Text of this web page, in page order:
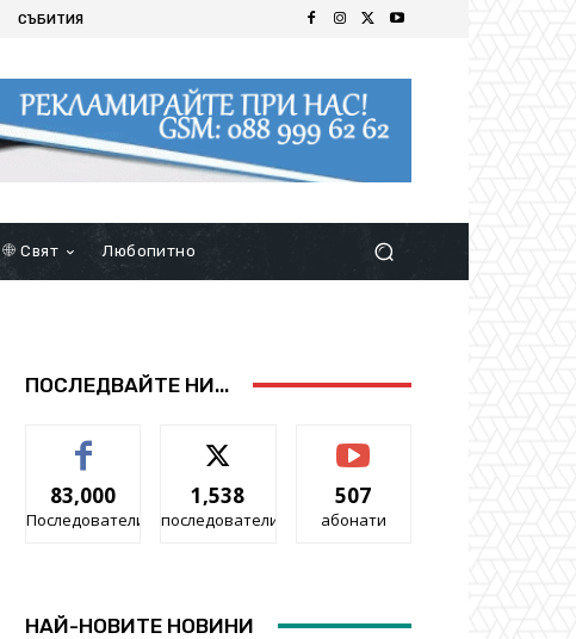
СЪБИТИЯ
Свят Любопитно
ПОСЛЕДВАЙТЕ НИ...
83,000
Последователи
1,538
последователи
507
абонати
НАЙ-НОВИТЕ НОВИНИ